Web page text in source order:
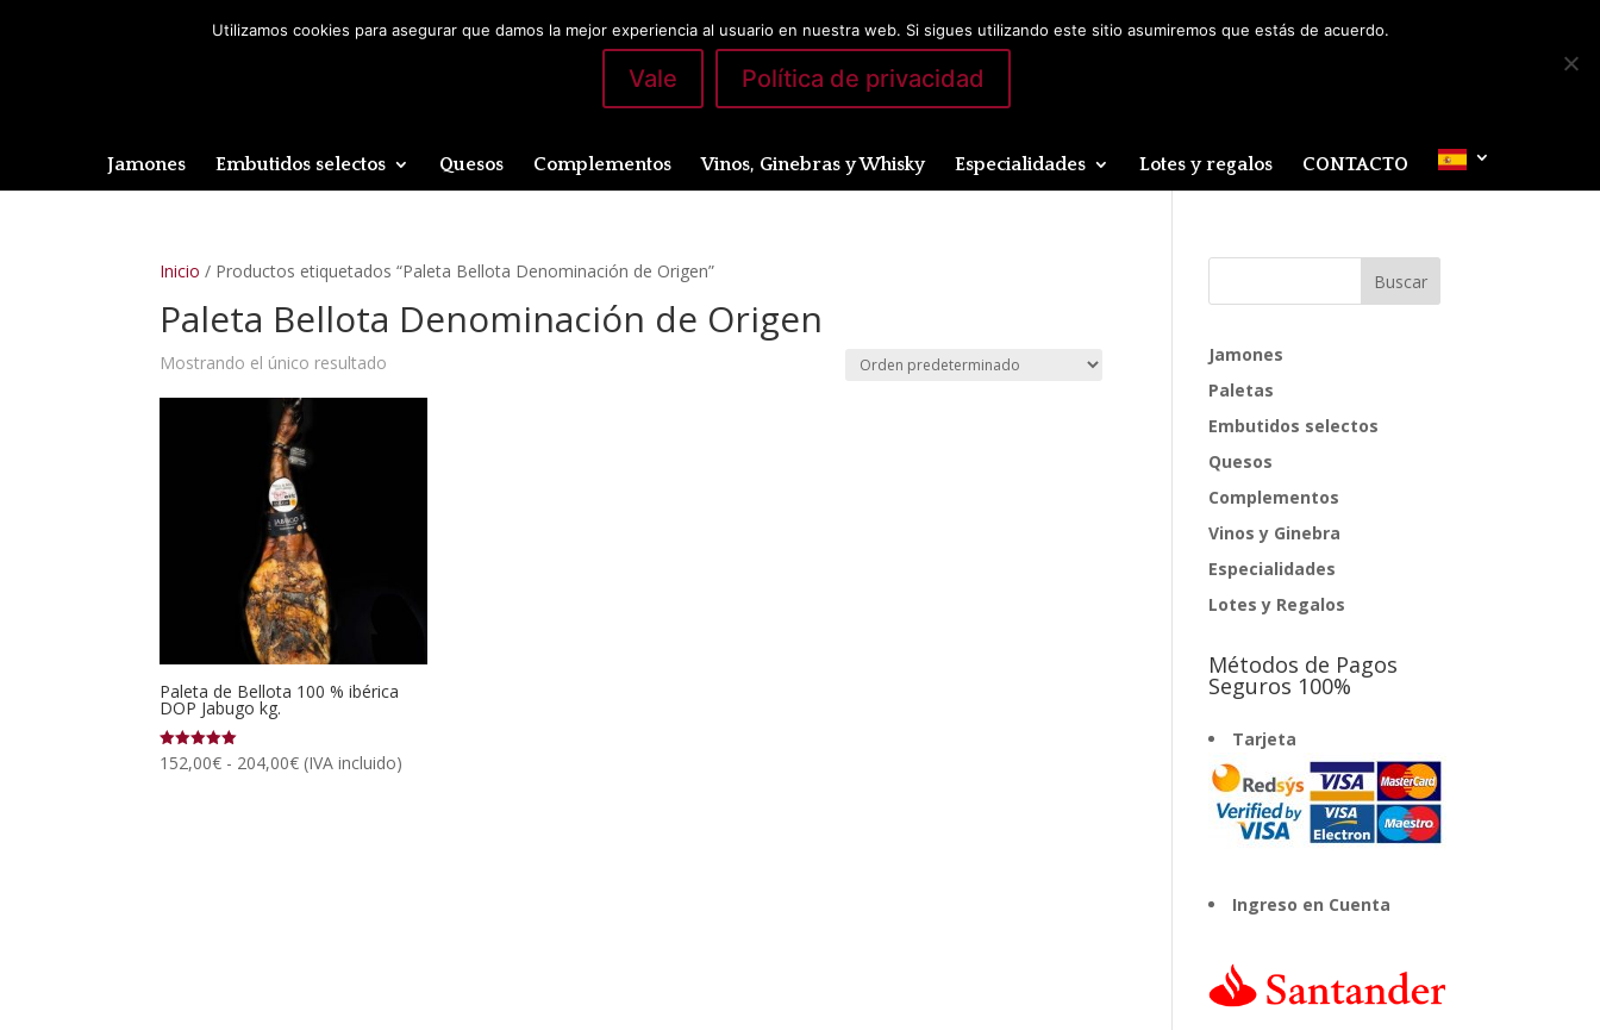
Mi cuenta 0 elementos
Jamones Embutidos selectos Quesos Complementos Vinos, Ginebras y Whisky Especialidades Lotes y regalos CONTACTO
Inicio / Productos etiquetados “Paleta Bellota Denominación de Origen”
Paleta Bellota Denominación de Origen
Mostrando el único resultado
Paleta de Bellota 100 % ibérica
DOP Jabugo kg.
Valorado
con
152,00€ - 204,00€Rango
(IVA incluido)
Jamones
Paletas
Embutidos selectos
Quesos
Complementos
Vinos y Ginebra
Especialidades
Lotes y Regalos
Métodos de Pagos
Seguros 100%
Tarjeta
Ingreso en Cuenta
Utilizamos cookies para asegurar que damos la mejor experiencia al usuario en nuestra web. Si sigues utilizando este sitio asumiremos que estás de acuerdo.
Vale Política de privacidad